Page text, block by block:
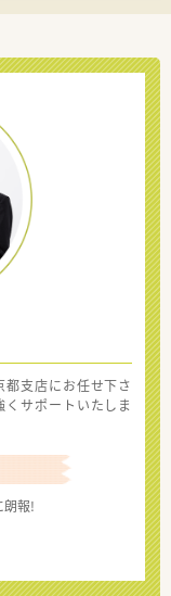
都支店にお任せ下さ
くサポートいたしま
朗報!